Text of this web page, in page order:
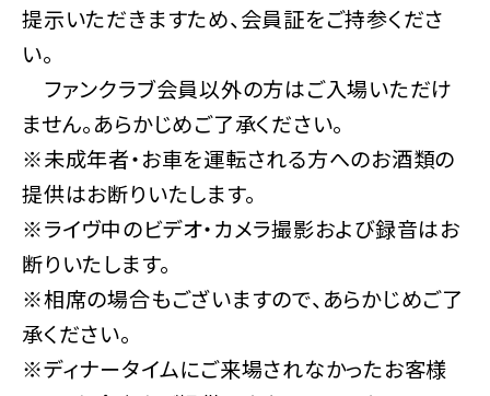
提示いただきますため、会員証をご持参くださ
い。
ファンクラブ会員以外の方はご入場いただけ
ません。あらかじめご了承ください。
※未成年者・お車を運転される方へのお酒類の
提供はお断りいたします。
※ライヴ中のビデオ・カメラ撮影および録音はお
断りいたします。
※相席の場合もございますので、あらかじめご了
承ください。
※ディナータイムにご来場されなかったお客様